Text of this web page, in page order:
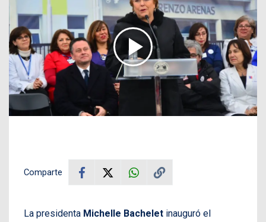
Comparte
La presidenta Michelle Bachelet inauguró el